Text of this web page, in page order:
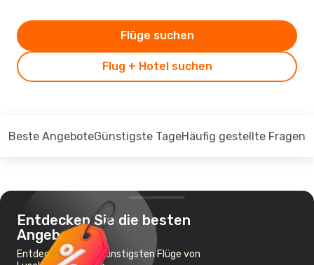
Flug + Hotel suchen
Flüge suchen
Beste AngeboteGünstigste TageHäufig gestellte Fragen
Entdecken Sie die besten
Angebote
Entdecken Sie die günstigsten Flüge von